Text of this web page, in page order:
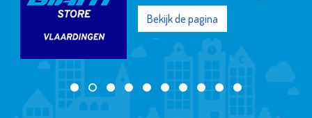
Bekijk de pagina